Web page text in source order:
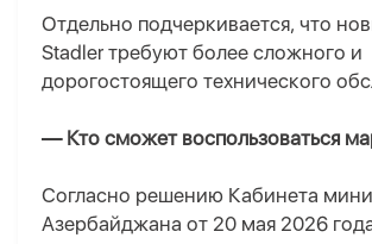
Отдельно подчеркивается, что
Stadler требуют более сложного и
дорогостоящего технического
— Кто сможет воспользоваться
Согласно решению Кабинета
Азербайджана от 20 мая 2026